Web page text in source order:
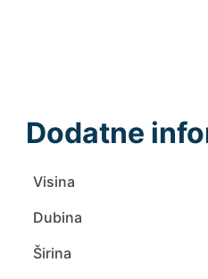
Dodatne
Visina
Dubina
Širina